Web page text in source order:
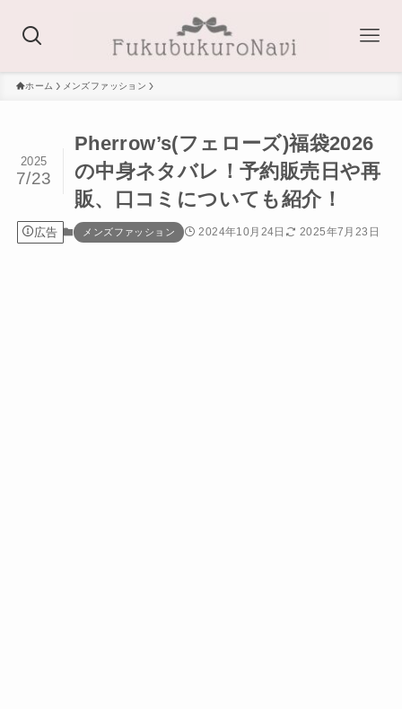
ホーム メンズファッション
Pherrow’s(フェローズ)福袋2026
の中身ネタバレ！予約販売日や再
販、口コミについても紹介！
2025
7/23
広告 メンズファッション 2024年10月24日 2025年7月23日